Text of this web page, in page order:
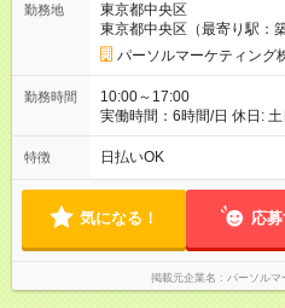
勤務地
東京都中央区
東京都中央区（最寄り駅：築
パーソルマーケティング
勤務時間
10:00～17:00
実働時間：6時間/日 休日: 土
特徴 日払いOK
気になる！ 応
掲載元企業名 パーソルマ